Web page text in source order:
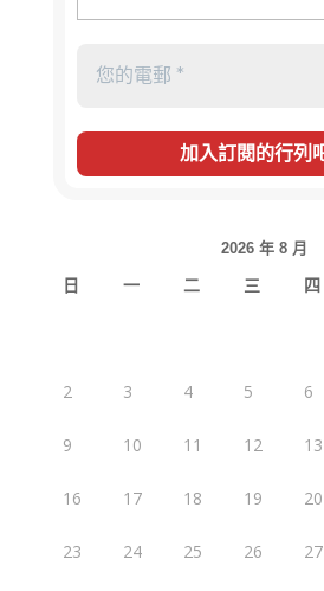
2026 年 8 月
日 一 二 三 四
2 3 4 5 6
9 10 11 12 13
16 17 18 19 20
23 24 25 26 27